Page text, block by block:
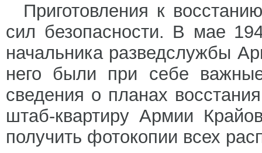
Приготовления к
сил безопасности. В мае
начальника разведслужбы
него были при себе
сведения о планах
штаб-квартиру Армии
получить фотокопии всех